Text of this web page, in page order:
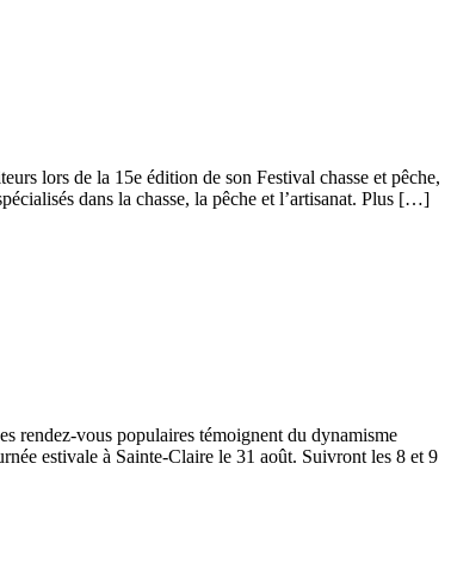
lors de la 15e édition de son Festival chasse et pêche,
dans la chasse, la pêche et l’artisanat. Plus […]
rendez-vous populaires témoignent du dynamisme
estivale à Sainte-Claire le 31 août. Suivront les 8 et 9